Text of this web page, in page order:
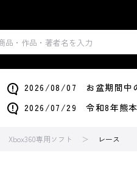
2026/08/07 お盆期間中
2026/07/29 令和8年熊本
Xbox360専用ソフト レース